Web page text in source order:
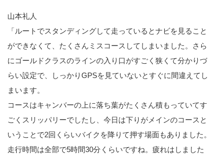
山本礼人
「ルートでスタンディングして走っているとナビを見ること
ができなくて、たくさんミスコースしてしまいました。さら
にゴールドクラスのラインの入り口がすごく狭くて分かりづ
らい設定で、しっかりGPSを見ていないとすぐに間違えてし
まいます。
コースはキャンバーの上に落ち葉がたくさん積もっていてす
ごくスリッパリーでしたし、今日は下りがメインのコースと
いうことで2回くらいバイクを降りて押す場面もありました。
走行時間は全部で5時間30分くらいですね。疲れはしました